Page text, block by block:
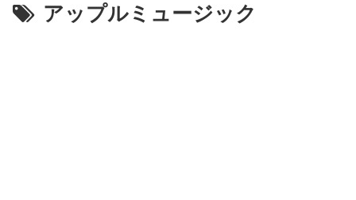
アップルミュージック